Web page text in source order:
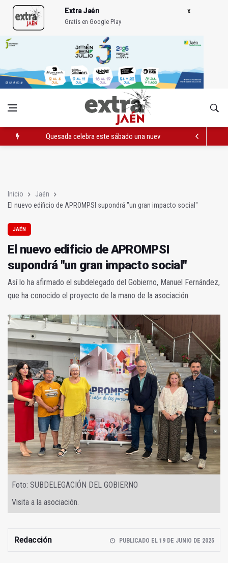
Extra Jaén
Gratis en Google Play
Quesada celebra este sábado una nueva jornada de Orgullo
Inicio
Jaén
El nuevo edificio de APROMPSI supondrá "un gran impacto social"
JAÉN
El nuevo edificio de APROMPSI
supondrá "un gran impacto social"
Así lo ha afirmado el subdelegado del Gobierno, Manuel Fernández,
que ha conocido el proyecto de la mano de la asociación
Foto: SUBDELEGACIÓN DEL GOBIERNO
Visita a la asociación.
Redacción PUBLICADO EL 19 DE JUNIO DE 2025